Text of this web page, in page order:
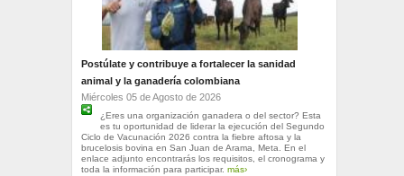
Postúlate y contribuye a fortalecer la sanidad
animal y la ganadería colombiana
Miércoles 05 de Agosto de 2026
¿Eres una organización ganadera o del sector? Esta
es tu oportunidad de liderar la ejecución del Segundo
Ciclo de Vacunación 2026 contra la fiebre aftosa y la
brucelosis bovina en San Juan de Arama, Meta. En el
enlace adjunto encontrarás los requisitos, el cronograma y
toda la información para participar. más›